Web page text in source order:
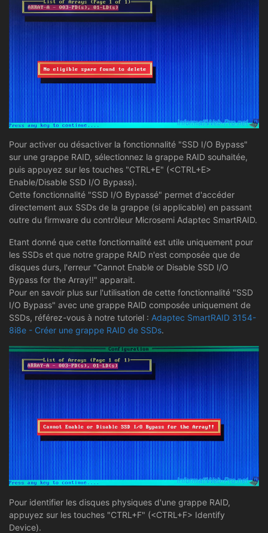
Pour activer ou désactiver la fonctionnalité "SSD I/O Bypass"
sur une grappe RAID, sélectionnez la grappe RAID souhaitée,
puis appuyez sur les touches "CTRL+E" (<CTRL+E>
Enable/Disable SSD I/O Bypass).
Cette fonctionnalité "SSD I/O Bypassé" permet d'accéder
directement aux SSDs de la grappe (si applicable) en passant
outre du firmware du contrôleur Microsemi Adaptec SmartRAID.
Etant donné que cette fonctionnalité est utile uniquement pour
les SSDs et que notre grappe RAID n'est composée que de
disques durs, l'erreur "Cannot Enable or Disable SSD I/O
Bypass for the Array!!" apparait.
Pour en savoir plus sur l'utilisation de cette fonctionnalité "SSD
I/O Bypass" avec une grappe RAID composée uniquement de
SSDs, référez-vous à notre tutoriel : Adaptec SmartRAID 3154-
8i8e - Créer une grappe RAID de SSDs.
Pour identifier les disques physiques d'une grappe RAID,
appuyez sur les touches "CTRL+F" (<CTRL+F> Identify
Device).